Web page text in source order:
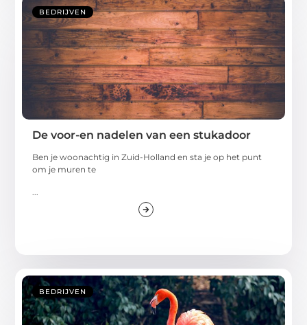
BEDRIJVEN
De voor-en nadelen van een stukadoor
Ben je woonachtig in Zuid-Holland en sta je op het punt
om je muren te
BEDRIJVEN